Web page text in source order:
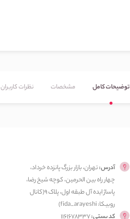
توضیحات کامل مشخصات نظرات کاربران
آدرس:تهران، بازار بزرگ پانزده خرداد،
چهار راه بین الحرمین، کوچه شیخ رضا،
پاساژ ایده آل طبقه اول، پلاک ۹(کانال
روبیکا: fida_arayeshi)
کد پستی:1161678337